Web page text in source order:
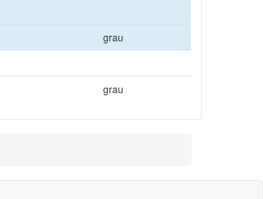
grau
grau